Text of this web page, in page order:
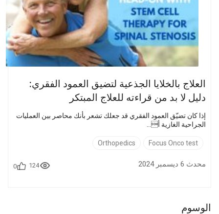
العلاج بالخلايا الجذعية لتضيق العمود الفقري:
دليل لا بد من قراءته للعلاج المبتكر
إذا كان تضيّق العمود الفقري قد جعلك تشعر بأنك محاصر بين العمليات
الجراحية الغازية أ...
Focus Onco test
Orthopedics
محدث 6 ديسمبر 2024 124
0
الوسوم